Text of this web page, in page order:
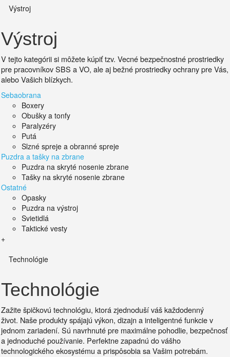
Výstroj
Výstroj
V tejto kategórii si môžete kúpiť tzv. Vecné bezpečnostné prostriedky
pre pracovníkov SBS a VO, ale aj bežné prostriedky ochrany pre Vás,
alebo Vašich blízkych.
Sebaobrana
Boxery
Obušky a tonfy
Paralyzéry
Putá
Slzné spreje a obranné spreje
Puzdra a tašky na zbrane
Puzdra na skryté nosenie zbrane
Tašky na skryté nosenie zbrane
Ostatné
Opasky
Puzdra na výstroj
Svietidlá
Taktické vesty
+
Technológie
Technológie
Zažite špičkovú technológiu, ktorá zjednoduší váš každodenný
život. Naše produkty spájajú výkon, dizajn a inteligentné funkcie v
jednom zariadení. Sú navrhnuté pre maximálne pohodlie, bezpečnosť
a jednoduché používanie. Perfektne zapadnú do vášho
technologického ekosystému a prispôsobia sa Vašim potrebám.